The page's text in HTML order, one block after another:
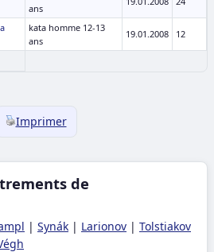
ans
kata homme 12-13
ans
19.01.2008 12
Imprimer
de
| Synák | Larionov | Tolstiakov